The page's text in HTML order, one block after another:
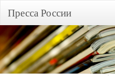
Пресса России